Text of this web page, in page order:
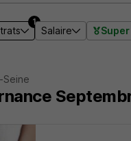
1
Salaire
Seine